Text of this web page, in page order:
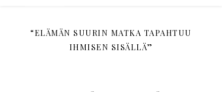
“ELÄMÄN SUURIN MATKA TAPAHTUU
IHMISEN SISÄLLÄ”